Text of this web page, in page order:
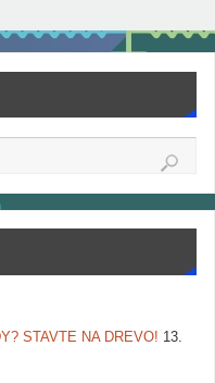
STAVTE NA DREVO! 13.